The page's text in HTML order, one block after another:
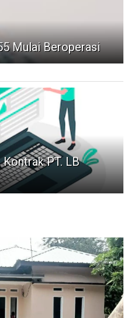
Mulai Beroperasi
Kontrak PT. LB